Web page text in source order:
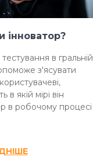
інноватор?
в гральній
з'ясувати
в якій мірі він
в робочому процесі